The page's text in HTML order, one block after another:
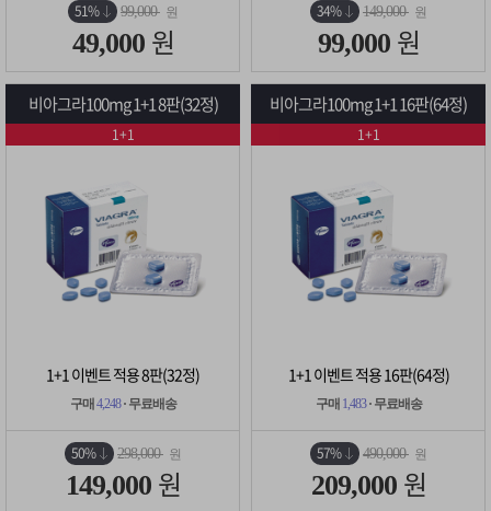
51% 99,000 원
49,000 원
34% 149,000 원
99,000 원
비아그라100mg 1+1 8판(32정)
1+1 이벤트 적용 8판(32정)
구매 4,248· 무료배송
50% 298,000 원
149,000 원
1+1
비아그라100mg 1+1 16판(64정)
1+1 이벤트 적용 16판(64정)
구매 1,483· 무료배송
57% 490,000 원
209,000 원
1+1